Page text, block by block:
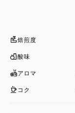
焙煎度
酸味
アロマ
コク